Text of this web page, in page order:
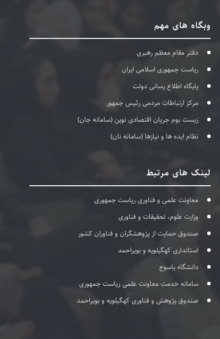
وبگاه های مهم
دفتر مقام معظم رهبری
ریاست جمهوری اسلامی ایران
پایگاه اطلاع رسانی دولت
مرکز ارتباطات مردمی رئیس جمهور
زیست بوم جریان اقتصادی نوین (سامانه جان)
نظام ایده ها و نیازها (سامانه نان)
لینک های مرتبط
معاونت علمی و فناوری ریاست جمهوری
وزارت علوم، تحقیقات و فناوری
صندوق حمایت از پژوهشگران و فناوران کشور
استانداری کهگیلویه و بویراحمد
دانشگاه یاسوج
سامانه خدمت معاونت علمی ریاست جمهوری
صندوق پژوهش و فناوری کهگیلویه و بویراحمد